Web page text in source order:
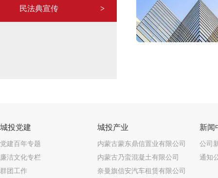
>
民法典宣传
城投党建
党建百年专题
廉洁文化专栏
群团工作
城投产业
内蒙古蒙东鼎信置业有限公司
内蒙古乃蛮混凝土有限公司
奈曼旗信安汽车租赁有限公司
新闻
公司
通知